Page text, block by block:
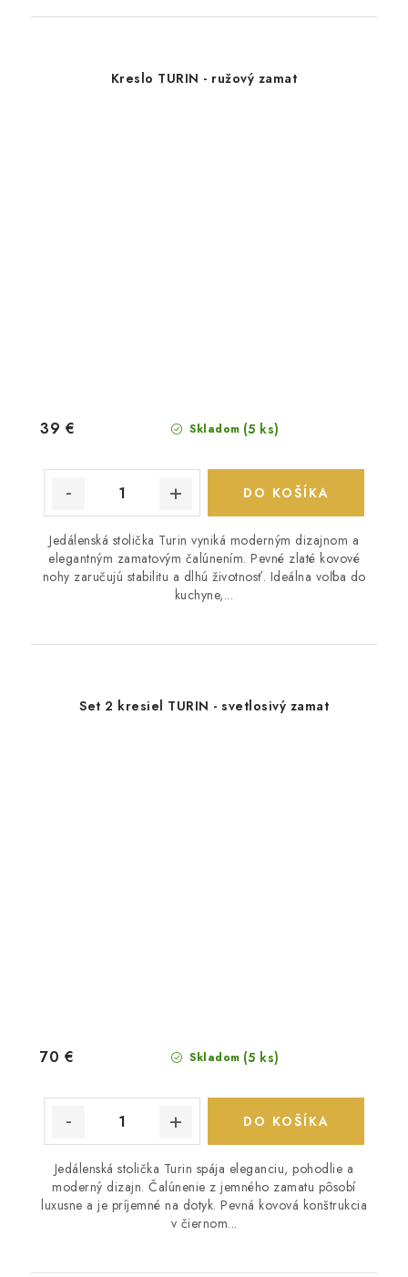
Kreslo TURIN - ružový zamat
Skladom (5 ks)
39 €
DO KOŠÍKA
Jedálenská stolička Turin vyniká moderným dizajnom a
elegantným zamatovým čalúnením. Pevné zlaté kovové
nohy zaručujú stabilitu a dlhú životnosť. Ideálna voľba do
kuchyne,...
Set 2 kresiel TURIN - svetlosivý zamat
Skladom (5 ks)
70 €
DO KOŠÍKA
Jedálenská stolička Turin spája eleganciu, pohodlie a
moderný dizajn. Čalúnenie z jemného zamatu pôsobí
luxusne a je príjemné na dotyk. Pevná kovová konštrukcia
v čiernom...